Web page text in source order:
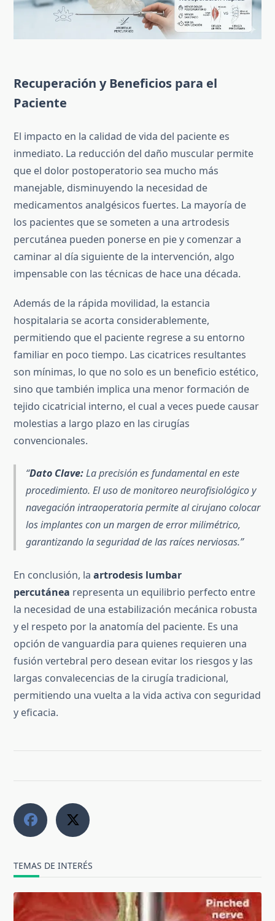
Recuperación y Beneficios para el
Paciente
El impacto en la calidad de vida del paciente es
inmediato. La reducción del daño muscular permite
que el dolor postoperatorio sea mucho más
manejable, disminuyendo la necesidad de
medicamentos analgésicos fuertes. La mayoría de
los pacientes que se someten a una artrodesis
percutánea pueden ponerse en pie y comenzar a
caminar al día siguiente de la intervención, algo
impensable con las técnicas de hace una década.
Además de la rápida movilidad, la estancia
hospitalaria se acorta considerablemente,
permitiendo que el paciente regrese a su entorno
familiar en poco tiempo. Las cicatrices resultantes
son mínimas, lo que no solo es un beneficio estético,
sino que también implica una menor formación de
tejido cicatricial interno, el cual a veces puede causar
molestias a largo plazo en las cirugías
convencionales.
Dato Clave:La precisión es fundamental en este
procedimiento. El uso de monitoreo neurofisiológico y
navegación intraoperatoria permite al cirujano colocar
los implantes con un margen de error milimétrico,
garantizando la seguridad de las raíces nerviosas.
En conclusión, laartrodesis lumbar
percutánea representa un equilibrio perfecto entre
la necesidad de una estabilización mecánica robusta
y el respeto por la anatomía del paciente. Es una
opción de vanguardia para quienes requieren una
fusión vertebral pero desean evitar los riesgos y las
largas convalecencias de la cirugía tradicional,
permitiendo una vuelta a la vida activa con seguridad
y eficacia.
TEMAS DE INTERÉS